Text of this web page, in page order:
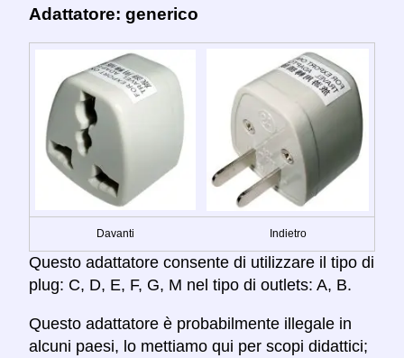
Adattatore: generico
Davanti Indietro
Questo adattatore consente di utilizzare il tipo di
plug: C, D, E, F, G, M nel tipo di outlets: A, B.
Questo adattatore è probabilmente illegale in
alcuni paesi, lo mettiamo qui per scopi didattici;